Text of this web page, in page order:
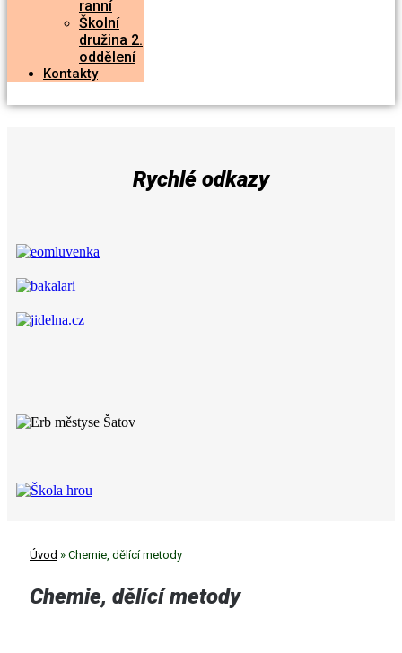
ranní
Školní
družina 2.
oddělení
Kontakty
Rychlé odkazy
Úvod » Chemie, dělící metody
Chemie, dělící metody